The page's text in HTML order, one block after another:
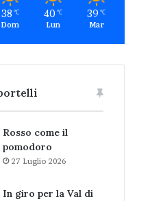
38 ℃
Dom
40 ℃
Lun
39 ℃
Mar
Rosso come il
pomodoro
27 Luglio 2026
In giro per la Val di